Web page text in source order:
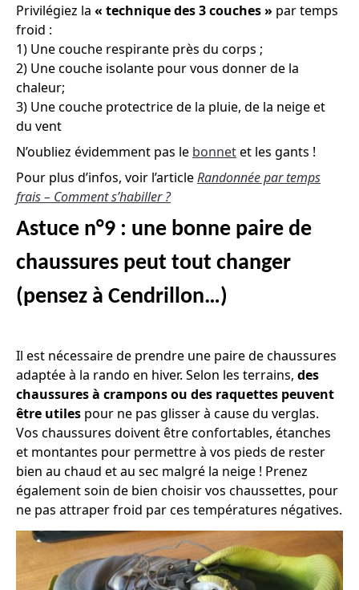
Privilégiez la « technique des 3 couches » par temps
froid :
1) Une couche respirante près du corps ;
2) Une couche isolante pour vous donner de la
chaleur;
3) Une couche protectrice de la pluie, de la neige et
du vent
N’oubliez évidemment pas le bonnetet les gants !
Pour plus d’infos, voir l’articleRandonnée par temps
frais – Comment s’habiller ?
Astuce n°9 : une bonne paire de
chaussures peut tout changer
(pensez à Cendrillon…)
Il est nécessaire de prendre une paire de chaussures
adaptée à la rando en hiver. Selon les terrains, des
chaussures à crampons ou des raquettes peuvent
être utiles pour ne pas glisser à cause du verglas.
Vos chaussures doivent être confortables, étanches
et montantes pour permettre à vos pieds de rester
bien au chaud et au sec malgré la neige ! Prenez
également soin de bien choisir vos chaussettes, pour
ne pas attraper froid par ces températures négatives.